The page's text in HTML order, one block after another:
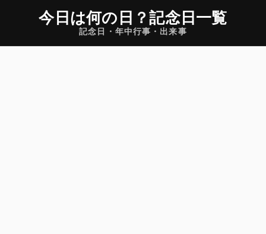
今日は何の日 ？記念日一覧
記念日・年中行事・出来事